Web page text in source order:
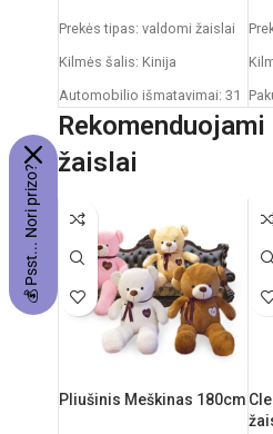
Prekės tipas: valdomi žaislai
Kilmės šalis: Kinija
Automobilio išmatavimai: 31
x 15 x 12 cm
Rekomenduojamas amžius:
nuo 6 metų
3xAAA
13
žaislai
Pliušinis Meškinas 180cm
💰 Psst... Nori prizo?